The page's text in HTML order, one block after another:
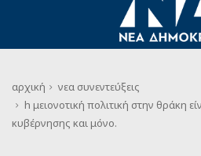
αρχική νεα συνεντεύξεις
h μειονοτική πολιτική στην θράκη
κυβέρνησης και μόνο.